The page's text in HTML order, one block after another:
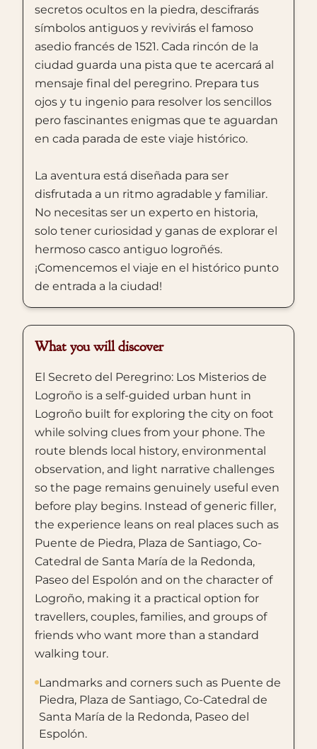
secretos ocultos en la piedra, descifrarás
símbolos antiguos y revivirás el famoso
asedio francés de 1521. Cada rincón de la
ciudad guarda una pista que te acercará al
mensaje final del peregrino. Prepara tus
ojos y tu ingenio para resolver los sencillos
pero fascinantes enigmas que te aguardan
en cada parada de este viaje histórico.
La aventura está diseñada para ser
disfrutada a un ritmo agradable y familiar.
No necesitas ser un experto en historia,
solo tener curiosidad y ganas de explorar el
hermoso casco antiguo logroñés.
¡Comencemos el viaje en el histórico punto
de entrada a la ciudad!
What you will discover
El Secreto del Peregrino: Los Misterios de
Logroño is a self-guided urban hunt in
Logroño built for exploring the city on foot
while solving clues from your phone. The
route blends local history, environmental
observation, and light narrative challenges
so the page remains genuinely useful even
before play begins. Instead of generic filler,
the experience leans on real places such as
Puente de Piedra, Plaza de Santiago, Co-
Catedral de Santa María de la Redonda,
Paseo del Espolón and on the character of
Logroño, making it a practical option for
travellers, couples, families, and groups of
friends who want more than a standard
walking tour.
Landmarks and corners such as Puente de
Piedra, Plaza de Santiago, Co-Catedral de
Santa María de la Redonda, Paseo del
Espolón.